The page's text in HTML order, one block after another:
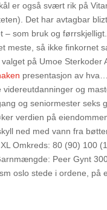
er også svært rik på
Det har avtagbar
som bruk og
så ikke finkornet
på Umoe Sterkoder
presentasjon av
og
og seniormester seks
verdien på
ned med vann fra
Omkreds: 80 (90) 100
Peer Gynt
oslo stede i ordene, på